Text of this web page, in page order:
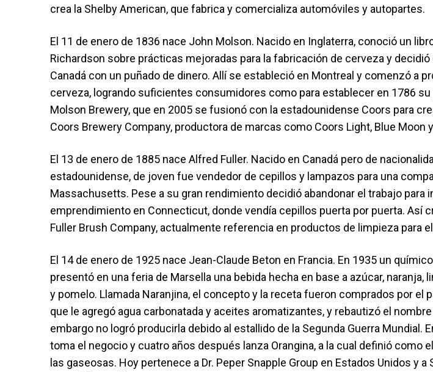
crea la Shelby American, que fabrica y comercializa automóviles y autopartes.
El 11 de enero de 1836 nace John Molson. Nacido en Inglaterra, conoció un
Richardson sobre prácticas mejoradas para la fabricación de cerveza y decidió
Canadá con un puñado de dinero. Allí se estableció en Montreal y comenzó a
cerveza, logrando suficientes consumidores como para establecer en 1786 su
Molson Brewery, que en 2005 se fusionó con la estadounidense Coors para
Coors Brewery Company, productora de marcas como Coors Light, Blue Moon
El 13 de enero de 1885 nace Alfred Fuller. Nacido en Canadá pero de
estadounidense, de joven fue vendedor de cepillos y lampazos para una
Massachusetts. Pese a su gran rendimiento decidió abandonar el trabajo para
emprendimiento en Connecticut, donde vendía cepillos puerta por puerta. Así
Fuller Brush Company, actualmente referencia en productos de limpieza para
El 14 de enero de 1925 nace Jean-Claude Beton en Francia. En 1935 un
presentó en una feria de Marsella una bebida hecha en base a azúcar, naranja,
y pomelo. Llamada Naranjina, el concepto y la receta fueron comprados por el
que le agregó agua carbonatada y aceites aromatizantes, y rebautizó el nombre
embargo no logró producirla debido al estallido de la Segunda Guerra Mundial.
toma el negocio y cuatro años después lanza Orangina, a la cual definió como
las gaseosas. Hoy pertenece a Dr. Peper Snapple Group en Estados Unidos y a